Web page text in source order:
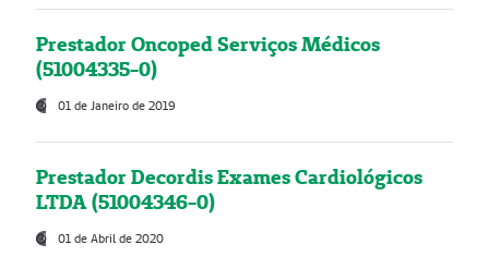
Prestador Oncoped Serviços Médicos
(51004335-0)
01 de Janeiro de 2019
Prestador Decordis Exames Cardiológicos
LTDA (51004346-0)
01 de Abril de 2020